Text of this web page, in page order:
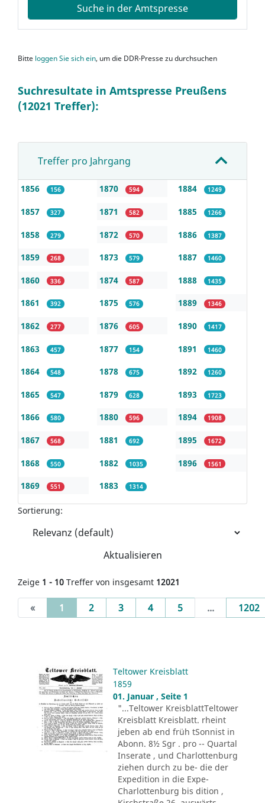
Suche in der Amtspresse
Bitte loggen Sie sich ein, um die DDR-Presse zu durchsuchen
Suchresultate in Amtspresse Preußens
(12021 Treffer):
Treffer pro Jahrgang
1856 156
1857 327
1858 279
1859 268
1860 336
1861 392
1862 277
1863 457
1864 548
1865 547
1866 580
1867 568
1868 550
1869 551
1870 594
1871 582
1872 570
1873 579
1874 587
1875 576
1876 605
1877 154
1878 675
1879 628
1880 596
1881 692
1882 1035
1883 1314
1884 1249
1885 1266
1886 1387
1887 1460
1888 1435
1889 1346
1890 1417
1891 1460
1892 1260
1893 1723
1894 1908
1895 1672
1896 1561
Sortierung:
Aktualisieren
Zeige 1 - 10 Treffer von insgesamt 12021
« 1 (current)
2 3 4 5 ... 1202
Teltower Kreisblatt
1859
01. Januar , Seite 1
"...Teltower KreisblattTeltower
Kreisblatt Kreisblatt. rheint
jeben ab end früh tSonnist in
Abonn. 8½ Sgr . pro -- Quartal
Inserate , und Charlottenburg
ziehen durch zu be- die der
Expedition in die Expe-
Charlottenburg bis dition ,